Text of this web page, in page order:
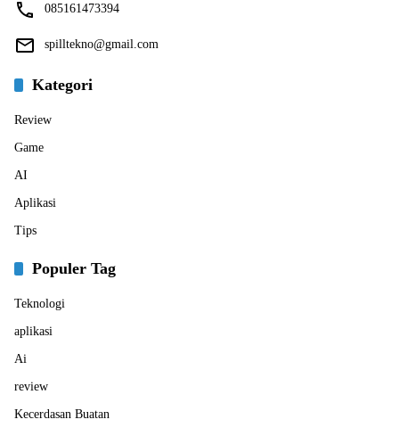
085161473394
spilltekno@gmail.com
Kategori
Review
Game
AI
Aplikasi
Tips
Populer Tag
Teknologi
aplikasi
Ai
review
Kecerdasan Buatan